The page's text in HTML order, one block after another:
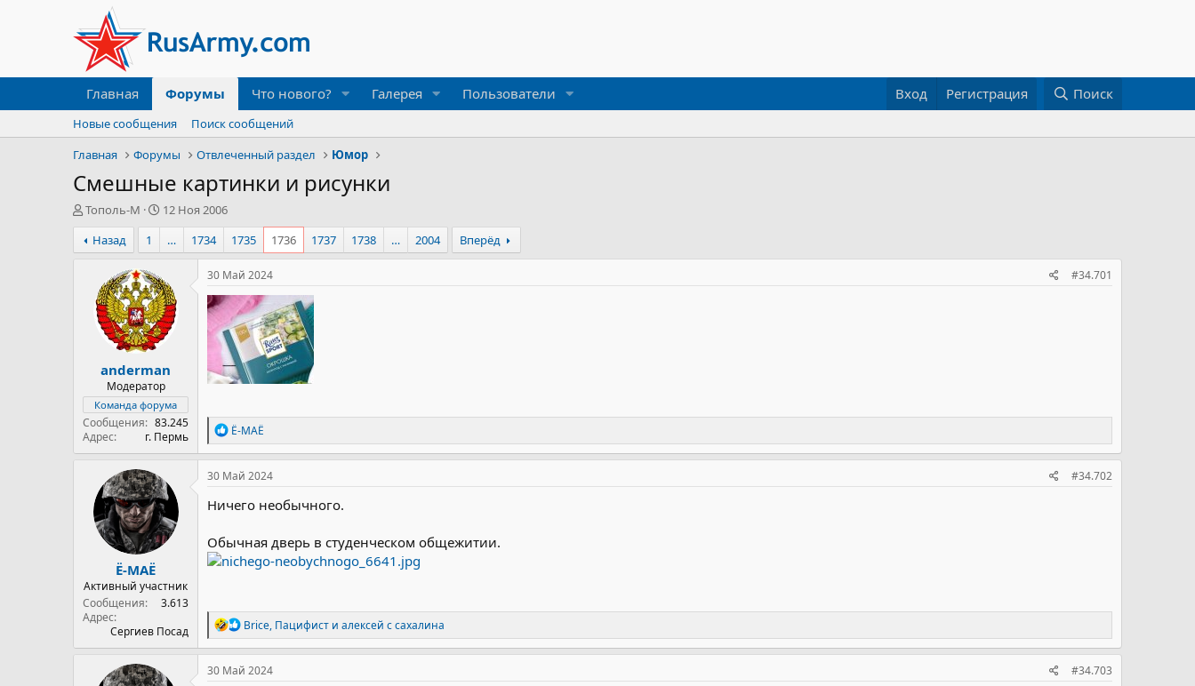
Главная Форумы Что нового? Галерея Пользователи Вход Регистрация Поиск
Новые сообщения
Поиск сообщений
Главная
Форумы Отвлеченный раздел Юмор
Смешные картинки и рисунки
А
в
т
о
Тополь-М
Д
а
а
а
ч
а
л
12 Ноя 2006
Назад
1 … 1734 1735 1736 1737 1738 … 2004 Вперёд
anderman
Модератор
Команда форума
Сообщения
83.245
Адрес
г. Пермь
30 Май 2024 #34.701
Р
е
а
к
и
и
Ё-МАЁ
Ё-МАЁ
Активный участник
Сообщения
3.613
Адрес
Сергиев Посад
30 Май 2024 #34.702
Ничего необычного.
Обычная дверь в студенческом общежитии.
Р
е
а
к
Brice, Пацифист и алексей с сахалина
30 Май 2024 #34.703